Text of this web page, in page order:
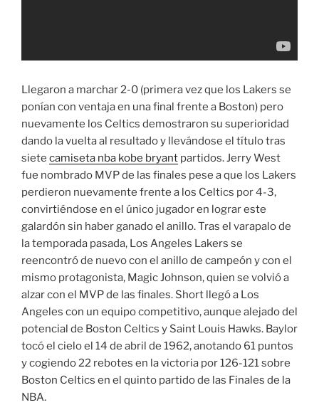
Llegaron a marchar 2-0 (primera vez que los Lakers se
ponían con ventaja en una final frente a Boston) pero
nuevamente los Celtics demostraron su superioridad
dando la vuelta al resultado y llevándose el título tras
siete camiseta nba kobe bryant partidos. Jerry West
fue nombrado MVP de las finales pese a que los Lakers
perdieron nuevamente frente a los Celtics por 4-3,
convirtiéndose en el único jugador en lograr este
galardón sin haber ganado el anillo. Tras el varapalo de
la temporada pasada, Los Angeles Lakers se
reencontró de nuevo con el anillo de campeón y con el
mismo protagonista, Magic Johnson, quien se volvió a
alzar con el MVP de las finales. Short llegó a Los
Angeles con un equipo competitivo, aunque alejado del
potencial de Boston Celtics y Saint Louis Hawks. Baylor
tocó el cielo el 14 de abril de 1962, anotando 61 puntos
y cogiendo 22 rebotes en la victoria por 126-121 sobre
Boston Celtics en el quinto partido de las Finales de la
NBA.